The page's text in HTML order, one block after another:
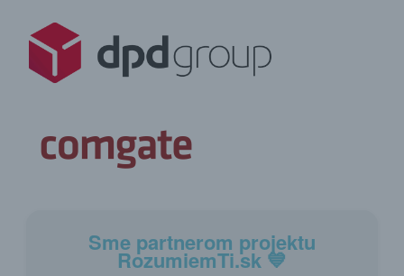
Sme partnerom projektu
RozumiemTi.sk💙